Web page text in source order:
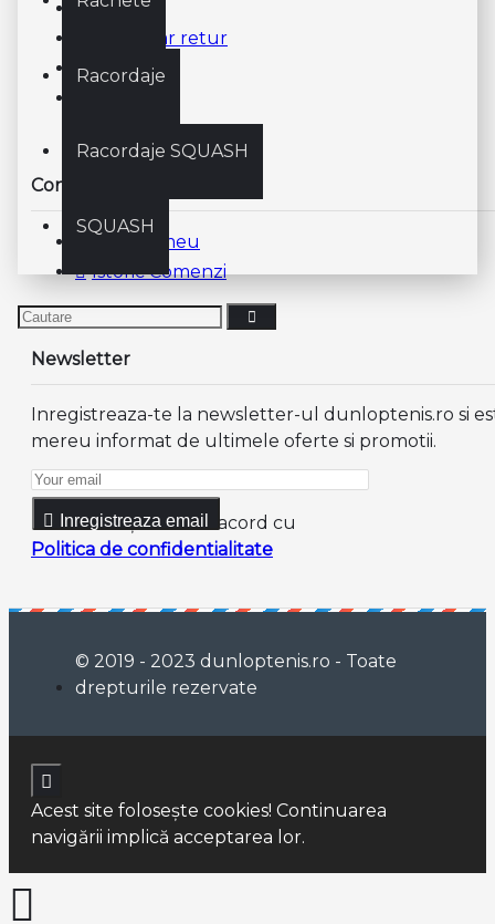
Racordaje
Racordaje SQUASH
SQUASH
Contact
Formular retur
ANPC
Contul meu
Contul meu
Istoric Comenzi
Newsletter
Inregistreaza-te la newsletter-ul dunloptenis.ro si
mereu informat de ultimele oferte si promotii.
Inregistreaza email
Am citit şi sunt de acord cu
Politica de confidentialitate
© 2019 - 2023 dunloptenis.ro - Toate
drepturile rezervate
Acest site foloseşte cookies! Continuarea
navigării implică acceptarea lor.